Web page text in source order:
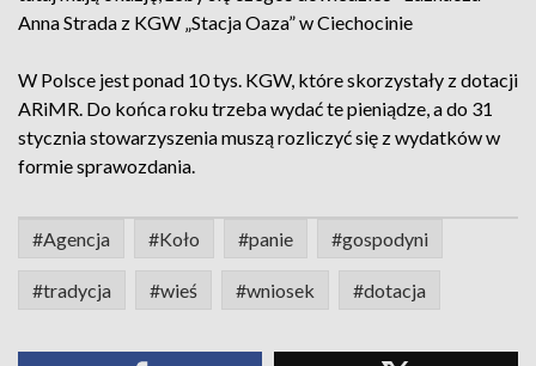
Anna Strada z KGW „Stacja Oaza” w Ciechocinie
W Polsce jest ponad 10 tys. KGW, które skorzystały z dotacji
ARiMR. Do końca roku trzeba wydać te pieniądze, a do 31
stycznia stowarzyszenia muszą rozliczyć się z wydatków w
formie sprawozdania.
#Agencja #Koło #panie #gospodyni
#tradycja #wieś #wniosek #dotacja